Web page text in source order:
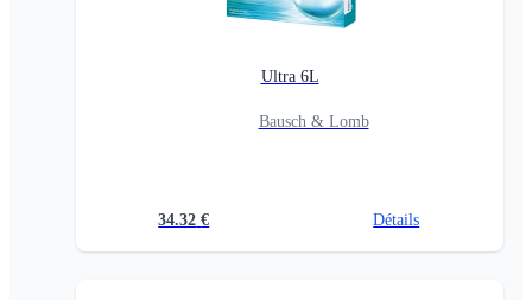
Ultra 6L
Bausch & Lomb
34.32 € Détails